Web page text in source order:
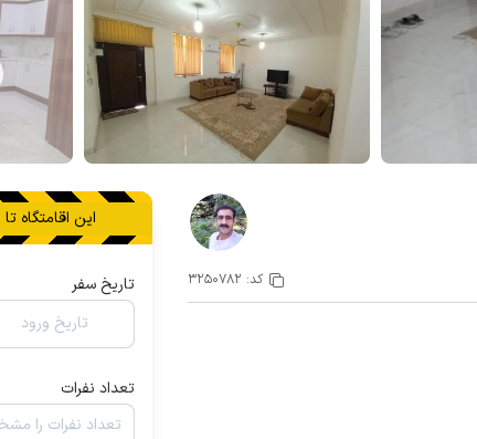
کد: 3250782
این اقامتگاه تا
تاریخ سفر
تاریخ ورود
تعداد نفرات